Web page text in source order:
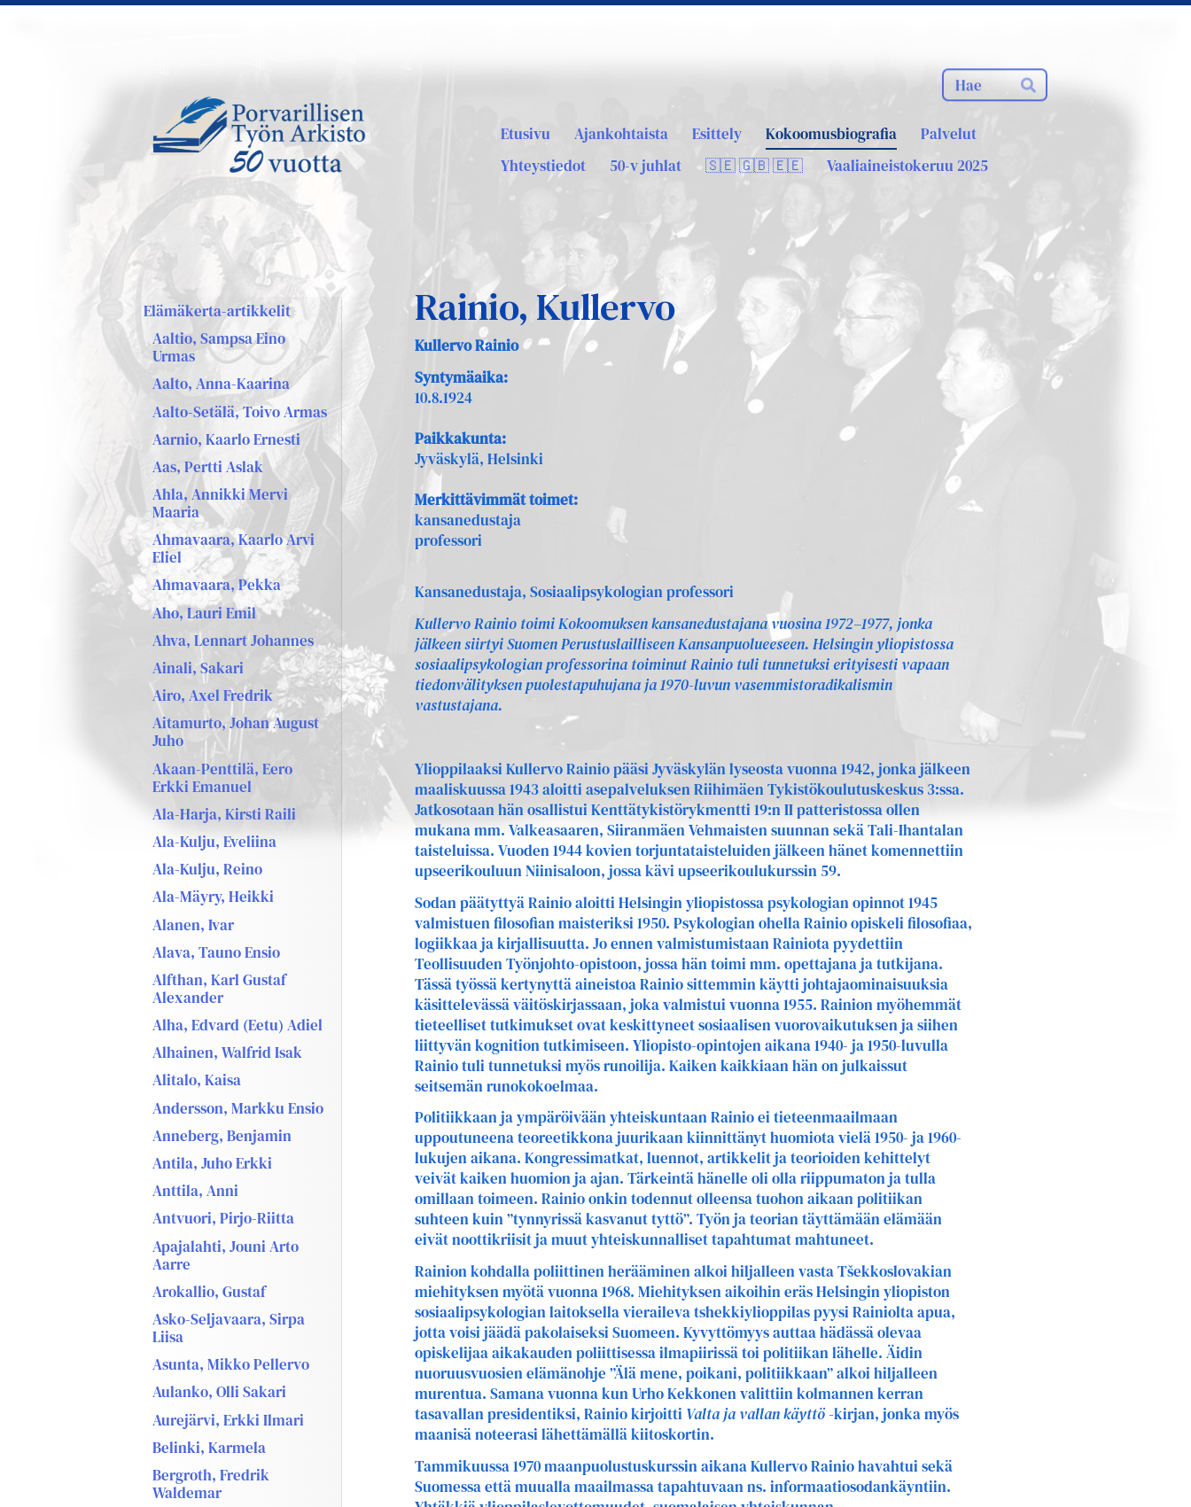
Haku
Hae
Sivuston etusivulle
Etusivu Ajankohtaista Esittely Kokoomusbiografia
Palvelut
Yhteystiedot
50-v juhlat 🇸🇪 🇬🇧 🇪🇪 Vaaliaineistokeruu 2025
Elämäkerta-artikkelit
Aaltio, Sampsa Eino
Urmas
Aalto, Anna-Kaarina
Aalto-Setälä, Toivo Armas
Aarnio, Kaarlo Ernesti
Aas, Pertti Aslak
Ahla, Annikki Mervi
Maaria
Ahmavaara, Kaarlo Arvi
Eliel
Ahmavaara, Pekka
Aho, Lauri Emil
Ahva, Lennart Johannes
Ainali, Sakari
Airo, Axel Fredrik
Aitamurto, Johan August
Juho
Akaan-Penttilä, Eero
Erkki Emanuel
Ala-Harja, Kirsti Raili
Ala-Kulju, Eveliina
Ala-Kulju, Reino
Ala-Mäyry, Heikki
Alanen, Ivar
Alava, Tauno Ensio
Alfthan, Karl Gustaf
Alexander
Alha, Edvard (Eetu) Adiel
Alhainen, Walfrid Isak
Alitalo, Kaisa
Andersson, Markku Ensio
Anneberg, Benjamin
Antila, Juho Erkki
Anttila, Anni
Antvuori, Pirjo-Riitta
Apajalahti, Jouni Arto
Aarre
Arokallio, Gustaf
Asko-Seljavaara, Sirpa
Liisa
Asunta, Mikko Pellervo
Aulanko, Olli Sakari
Aurejärvi, Erkki Ilmari
Belinki, Karmela
Bergroth, Fredrik
Waldemar
Rainio, Kullervo
Kullervo Rainio
Syntymäaika:
10.8.1924
Paikkakunta:
Jyväskylä, Helsinki
Merkittävimmät toimet:
kansanedustaja
professori
Kansanedustaja, Sosiaalipsykologian professori
Kullervo Rainio toimi Kokoomuksen kansanedustajana vuosina 1972–1977, jonka
jälkeen siirtyi Suomen Perustuslailliseen Kansanpuolueeseen. Helsingin yliopistossa
sosiaalipsykologian professorina toiminut Rainio tuli tunnetuksi erityisesti vapaan
tiedonvälityksen puolestapuhujana ja 1970-luvun vasemmistoradikalismin
vastustajana.
Ylioppilaaksi Kullervo Rainio pääsi Jyväskylän lyseosta vuonna 1942, jonka jälkeen
maaliskuussa 1943 aloitti asepalveluksen Riihimäen Tykistökoulutuskeskus 3:ssa.
Jatkosotaan hän osallistui Kenttätykistörykmentti 19:n II patteristossa ollen
mukana mm. Valkeasaaren, Siiranmäen Vehmaisten suunnan sekä Tali-Ihantalan
taisteluissa. Vuoden 1944 kovien torjuntataisteluiden jälkeen hänet komennettiin
upseerikouluun Niinisaloon, jossa kävi upseerikoulukurssin 59.
Sodan päätyttyä Rainio aloitti Helsingin yliopistossa psykologian opinnot 1945
valmistuen filosofian maisteriksi 1950. Psykologian ohella Rainio opiskeli filosofiaa,
logiikkaa ja kirjallisuutta. Jo ennen valmistumistaan Rainiota pyydettiin
Teollisuuden Työnjohto-opistoon, jossa hän toimi mm. opettajana ja tutkijana.
Tässä työssä kertynyttä aineistoa Rainio sittemmin käytti johtajaominaisuuksia
käsittelevässä väitöskirjassaan, joka valmistui vuonna 1955. Rainion myöhemmät
tieteelliset tutkimukset ovat keskittyneet sosiaalisen vuorovaikutuksen ja siihen
liittyvän kognition tutkimiseen. Yliopisto-opintojen aikana 1940- ja 1950-luvulla
Rainio tuli tunnetuksi myös runoilija. Kaiken kaikkiaan hän on julkaissut
seitsemän runokokoelmaa.
Politiikkaan ja ympäröivään yhteiskuntaan Rainio ei tieteenmaailmaan
uppoutuneena teoreetikkona juurikaan kiinnittänyt huomiota vielä 1950- ja 1960-
lukujen aikana. Kongressimatkat, luennot, artikkelit ja teorioiden kehittelyt
veivät kaiken huomion ja ajan. Tärkeintä hänelle oli olla riippumaton ja tulla
omillaan toimeen. Rainio onkin todennut olleensa tuohon aikaan politiikan
suhteen kuin ”tynnyrissä kasvanut tyttö”. Työn ja teorian täyttämään elämään
eivät noottikriisit ja muut yhteiskunnalliset tapahtumat mahtuneet.
Rainion kohdalla poliittinen herääminen alkoi hiljalleen vasta Tšekkoslovakian
miehityksen myötä vuonna 1968. Miehityksen aikoihin eräs Helsingin yliopiston
sosiaalipsykologian laitoksella vieraileva tshekkiylioppilas pyysi Rainiolta apua,
jotta voisi jäädä pakolaiseksi Suomeen. Kyvyttömyys auttaa hädässä olevaa
opiskelijaa aikakauden poliittisessa ilmapiirissä toi politiikan lähelle. Äidin
nuoruusvuosien elämänohje ”Älä mene, poikani, politiikkaan” alkoi hiljalleen
murentua. Samana vuonna kun Urho Kekkonen valittiin kolmannen kerran
tasavallan presidentiksi, Rainio kirjoitti Valta ja vallan käyttö -kirjan, jonka myös
maanisä noteerasi lähettämällä kiitoskortin.
Tammikuussa 1970 maanpuolustuskurssin aikana Kullervo Rainio havahtui sekä
Suomessa että muualla maailmassa tapahtuvaan ns. informaatiosodankäyntiin.